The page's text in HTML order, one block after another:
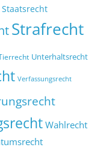
Staatsrecht
Strafrecht
Unterhaltsrecht
Verfassungsrecht
Wahlrecht